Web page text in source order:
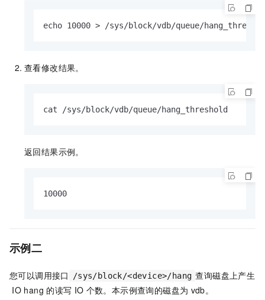
echo 10000 > /sys/block/vdb/queue/
查看修改结果。
cat /sys/block/vdb/queue/hang_threshold
返回结果示例。
10000
示例二
您可以调用接口 /sys/block/<device>/hang 查询磁盘上产生
IO hang 的读写 IO 个数。本示例查询的磁盘为 vdb。